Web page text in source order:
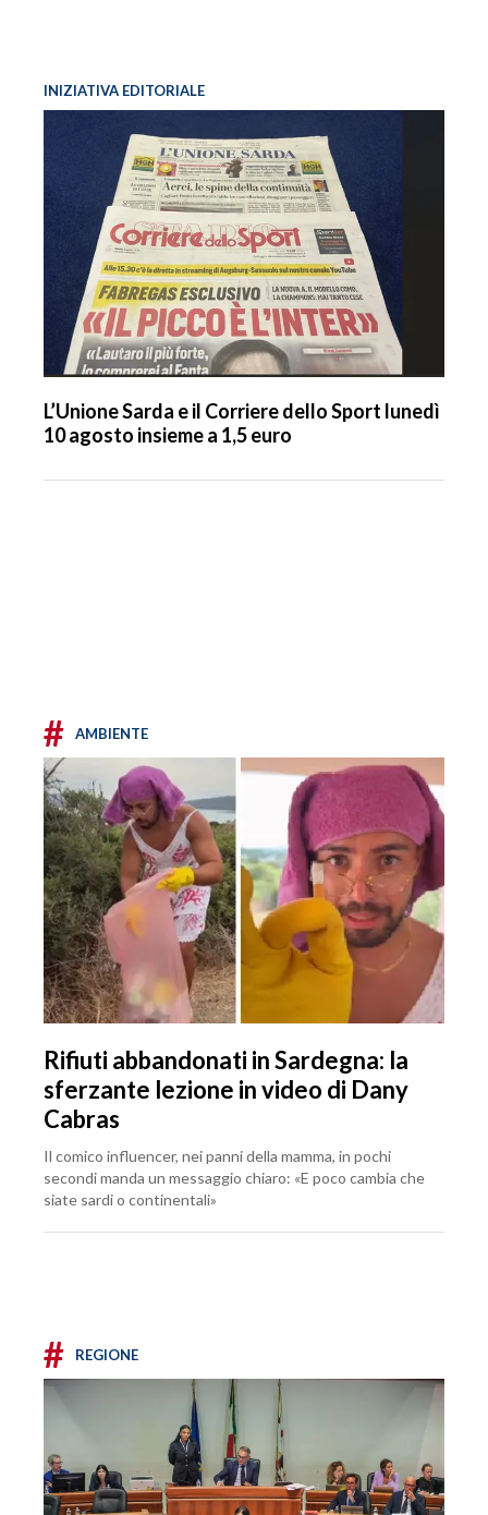
INIZIATIVA EDITORIALE
L’Unione Sarda e il Corriere dello Sport lunedì
10 agosto insieme a 1,5 euro
# AMBIENTE
Rifiuti abbandonati in Sardegna: la
sferzante lezione in video di Dany
Cabras
Il comico influencer, nei panni della mamma, in pochi
secondi manda un messaggio chiaro: «E poco cambia che
siate sardi o continentali»
# REGIONE